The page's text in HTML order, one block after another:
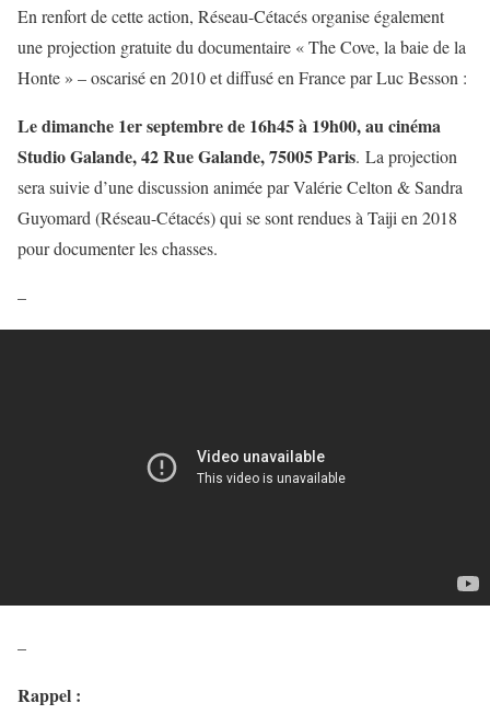
En renfort de cette action, Réseau-Cétacés organise également
une projection gratuite du documentaire « The Cove, la baie de la
Honte » – oscarisé en 2010 et diffusé en France par Luc Besson :
Le dimanche 1er septembre de 16h45 à 19h00, au cinéma
Studio Galande, 42 Rue Galande, 75005 Paris. La projection
sera suivie d’une discussion animée par Valérie Celton & Sandra
Guyomard (Réseau-Cétacés) qui se sont rendues à Taiji en 2018
pour documenter les chasses.
–
–
Rappel :